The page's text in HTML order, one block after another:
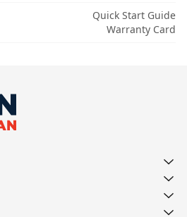
Quick Start Guide
Warranty Card